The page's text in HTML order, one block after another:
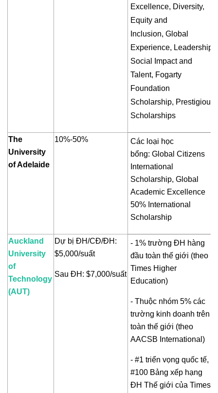
Excellence, Diversity,
Equity and
Inclusion, Global
Experience, Leadership,
Social Impact and
Talent, Fogarty
Foundation
Scholarship, Prestigious
Scholarships
The
University
of Adelaide
10%-50%
Các loại học
bổng: Global Citizens
International
Scholarship, Global
Academic Excellence
50% International
Scholarship
Auckland
University
of
Technology
(AUT)
Dự bị ĐH/CĐ/ĐH:
$5,000/suất
Sau ĐH: $7,000/suất
- 1% trường ĐH hàng
đầu toàn thế giới (theo
Times Higher
Education)
- Thuộc nhóm 5% các
trường kinh doanh trên
toàn thế giới (theo
AACSB International)
- #1 triển vọng quốc tế,
#100 Bảng xếp hạng
ĐH Thế giới của Times